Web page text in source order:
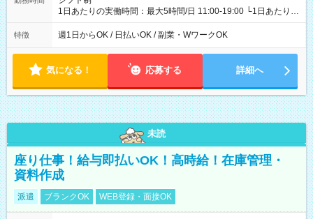
1日あたりの実働時間：最大5時間/日 11:00-19:00 └1日あたりの
実働時間：1-5時間 └上記の時間帯内であれば、いつでも勤務可
能！ └平日・土曜日の中で、お好きな曜日でご勤務いただけま
18:00 などのように、自由な働き方が可能なお仕事です！
特徴 週1日からOK / 日払いOK / 副業・WワークOK
気になる！ 応募する 詳細へ
未読
座り仕事！給与即払いOK！高時給！在庫管理・
資料作成
派遣 ブランクOK WEB登録・面接OK